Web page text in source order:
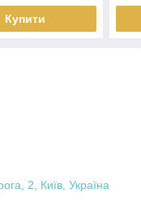
Купити
2, Київ, Україна